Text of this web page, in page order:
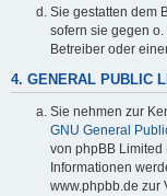
Sie gestatten dem
sofern sie gegen
Betreiber oder
4. GENERAL PUBLIC
Sie nehmen zur
GNU General
von phpBB Limited
Informationen
www.phpbb.de zur